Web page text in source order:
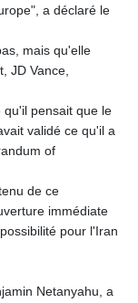
GHS 11.76039
GMD 73.503851
GTQ 7.628986
GYD 209.187745
HKD 7.84315
HTG 130.738004
HUF 314.060388
IMP 0.743241
a déclaré le
mais qu'elle
JD Vance,
pensait que le
validé ce qu'il a
of
de ce
immédiate
pour l'Iran
Netanyahu, a